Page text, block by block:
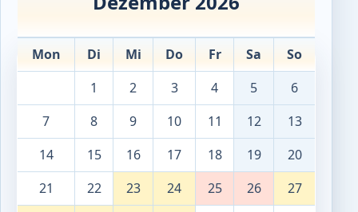
Mon Di Mi Do Fr Sa
So
1
2 3 4 5
6
7
8 9 10 11 12
13
14
15 16 17 18 19
20
21
22 23 24 25 26
27